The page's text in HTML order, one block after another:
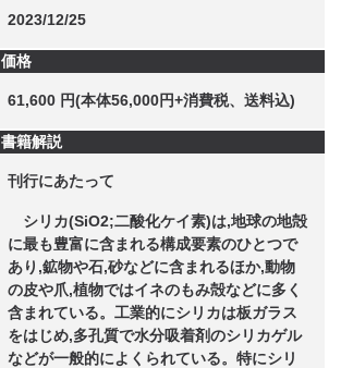
2023/12/25
価格
61,600 円(本体56,000円+消費税、送料込)
書籍解説
刊行にあたって
シリカ(SiO2;二酸化ケイ素)は,地球の地殻
に最も豊富に含まれる構成要素のひとつで
あり,鉱物や石,砂などに含まれるほか,動物
の皮や爪,植物ではイネのもみ殻などに多く
含まれている。工業的にシリカは板ガラス
をはじめ,多孔質で水分吸着剤のシリカゲル
などが一般的によくられている。特にシリ